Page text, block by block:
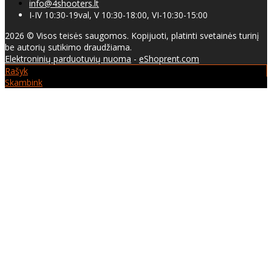
info@4shooters.lt
I-IV 10:30-19val, V 10:30-18:00, VI-10:30-15:00
2026 © Visos teisės saugomos. Kopijuoti, platinti svetainės turinį
be autorių sutikimo draudžiama.
Elektroninių parduotuvių nuoma - eShoprent.com
Rašyk
Skambink